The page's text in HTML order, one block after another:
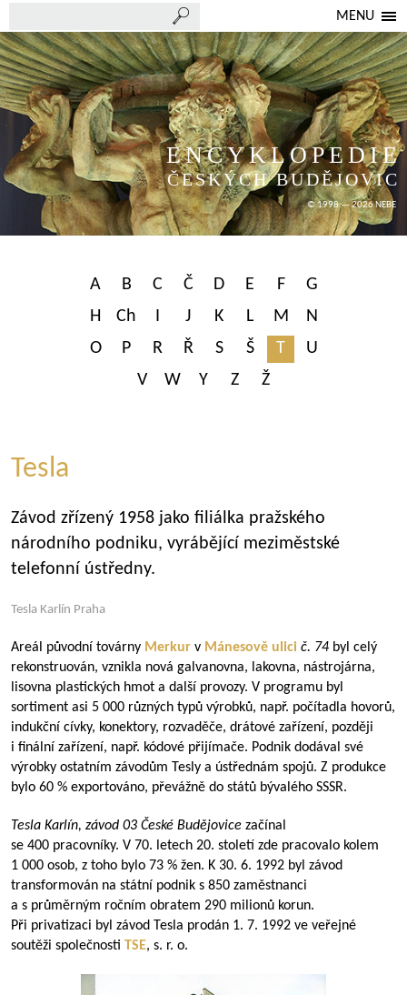
MENU
ENCYKLOPEDIE
ČESKÝCH BUDĚJOVIC
© 1998 — 2026 NEBE
A B C Č D E F
G
H
Ch I J K L M
N
O
P R Ř S Š T
U
V
W Y Z Ž
Tesla
Závod zřízený 1958 jako filiálka pražského
národního podniku, vyrábějící meziměstské
telefonní ústředny.
Tesla Karlín Praha
Areál původní továrny Merkur v Mánesově ulici č. 74 byl celý
rekonstruován, vznikla nová galvanovna, lakovna, nástrojárna,
lisovna plastických hmot a další provozy. V programu byl
sortiment asi 5 000 různých typů výrobků, např. počítadla hovorů,
indukční cívky, konektory, rozvaděče, drátové zařízení, později
i finální zařízení, např. kódové přijímače. Podnik dodával své
výrobky ostatním závodům Tesly a ústřednám spojů. Z produkce
bylo 60 % exportováno, převážně do států bývalého SSSR.
Tesla Karlín, závod 03 České Budějovice začínal
se 400 pracovníky. V 70. letech 20. století zde pracovalo kolem
1 000 osob, z toho bylo 73 % žen. K 30. 6. 1992 byl závod
transformován na státní podnik s 850 zaměstnanci
a s průměrným ročním obratem 290 milionů korun.
Při privatizaci byl závod Tesla prodán 1. 7. 1992 ve veřejné
soutěži společnosti TSE, s. r. o.